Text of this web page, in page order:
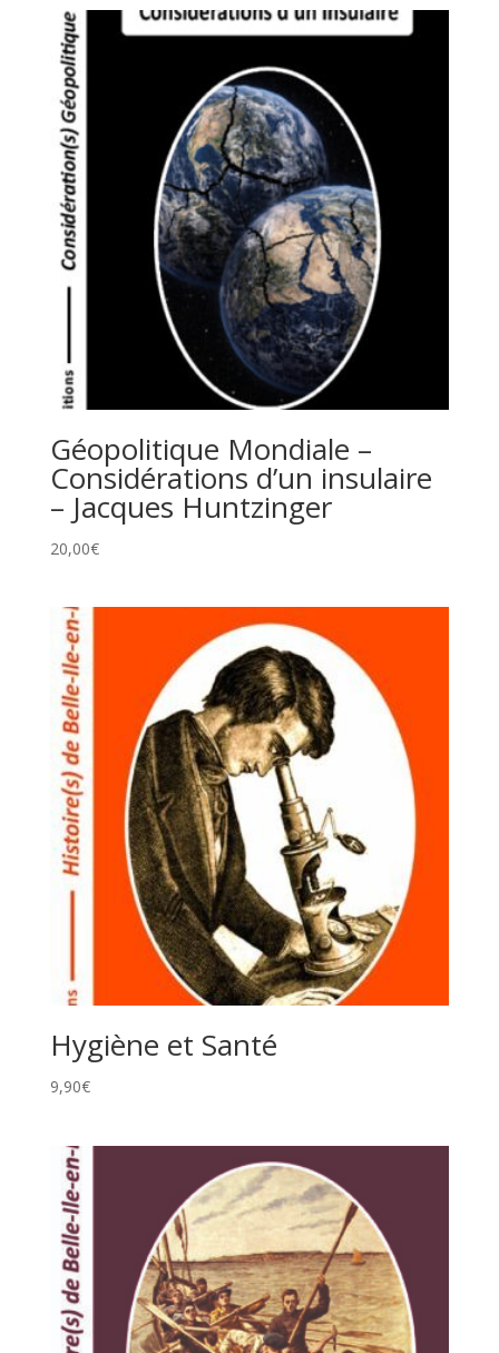
Géopolitique Mondiale –
Considérations d’un insulaire
– Jacques Huntzinger
20,00€
Hygiène et Santé
9,90€